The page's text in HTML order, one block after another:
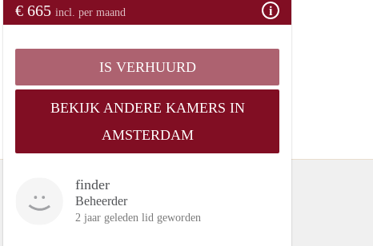
€ 665 incl. per maand
IS VERHUURD
BEKIJK ANDERE KAMERS IN
AMSTERDAM
finder
Beheerder
2 jaar geleden lid geworden